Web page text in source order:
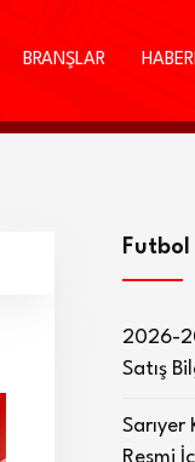
BRANŞLAR
Futbol
2026-
Satış
Sarıyer
Resmi